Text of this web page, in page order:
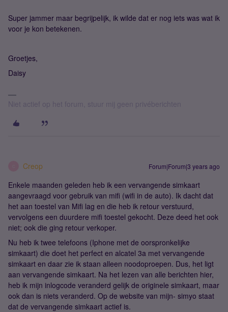
Super jammer maar begrijpelijk, ik wilde dat er nog iets was wat ik
voor je kon betekenen.
Groetjes,
Daisy
Niet actief op het forum, stuur mij geen privéberichten
Creop Forum|Forum|3 years ago
Enkele maanden geleden heb ik een vervangende simkaart
aangevraagd voor gebruik van mifi (wifi in de auto). Ik dacht dat
het aan toestel van Mifi lag en die heb ik retour verstuurd,
vervolgens een duurdere mifi toestel gekocht. Deze deed het ook
niet; ook die ging retour verkoper.
Nu heb ik twee telefoons (Iphone met de oorspronkelijke
simkaart) die doet het perfect en alcatel 3a met vervangende
simkaart en daar zie ik staan alleen noodoproepen. Dus, het ligt
aan vervangende simkaart. Na het lezen van alle berichten hier,
heb ik mijn inlogcode veranderd gelijk de originele simkaart, maar
ook dan is niets veranderd. Op de website van mijn- simyo staat
dat de vervangende simkaart actief is.